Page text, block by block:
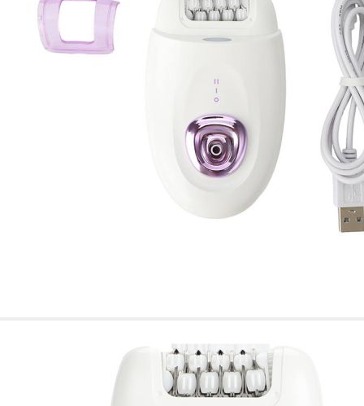
Cookies
Estas cookies son
cookies
administrar tu
presentación del
existencia de
información de
Información de las
Cookies analíticas
Estas cookies nos